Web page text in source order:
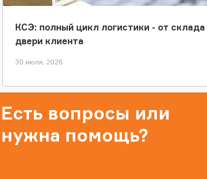
КСЭ: полный цикл логистики - от
двери клиента
30 июля, 2026
Есть вопросы или
нужна помощь?